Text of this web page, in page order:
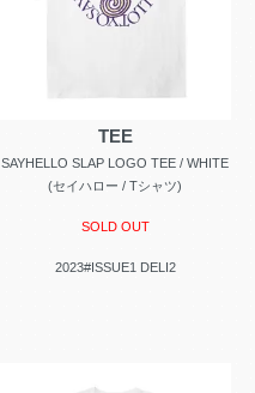
TEE
SAYHELLO SLAP LOGO TEE / WHITE
(セイハロー / Tシャツ)
SOLD OUT
2023#ISSUE1 DELI2